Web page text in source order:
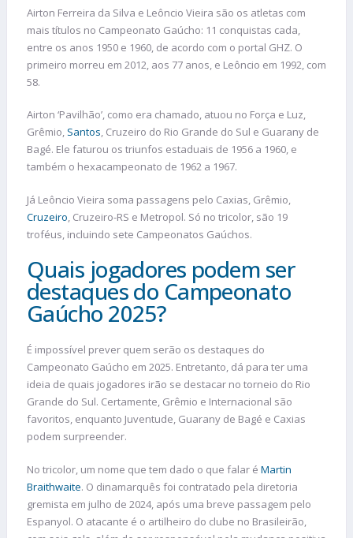
Airton Ferreira da Silva e Leôncio Vieira são os atletas com
mais títulos no Campeonato Gaúcho: 11 conquistas cada,
entre os anos 1950 e 1960, de acordo com o portal GHZ. O
primeiro morreu em 2012, aos 77 anos, e Leôncio em 1992, com
58.
Airton ‘Pavilhão’, como era chamado, atuou no Força e Luz,
Grêmio, Santos, Cruzeiro do Rio Grande do Sul e Guarany de
Bagé. Ele faturou os triunfos estaduais de 1956 a 1960, e
também o hexacampeonato de 1962 a 1967.
Já Leôncio Vieira soma passagens pelo Caxias, Grêmio,
Cruzeiro, Cruzeiro-RS e Metropol. Só no tricolor, são 19
troféus, incluindo sete Campeonatos Gaúchos.
Quais jogadores podem ser
destaques do Campeonato
Gaúcho 2025?
É impossível prever quem serão os destaques do
Campeonato Gaúcho em 2025. Entretanto, dá para ter uma
ideia de quais jogadores irão se destacar no torneio do Rio
Grande do Sul. Certamente, Grêmio e Internacional são
favoritos, enquanto Juventude, Guarany de Bagé e Caxias
podem surpreender.
No tricolor, um nome que tem dado o que falar é Martin
Braithwaite. O dinamarquês foi contratado pela diretoria
gremista em julho de 2024, após uma breve passagem pelo
Espanyol. O atacante é o artilheiro do clube no Brasileirão,